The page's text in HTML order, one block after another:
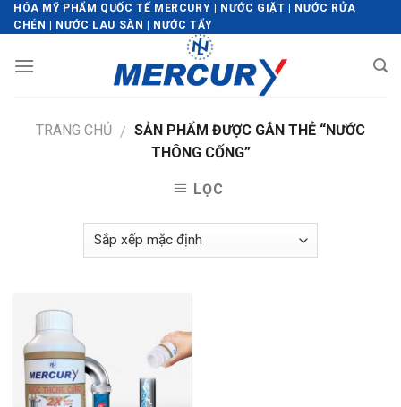
Skip
to
HÓA MỸ PHẨM QUỐC TẾ MERCURY | NƯỚC GIẶT | NƯỚC RỬA
CHÉN | NƯỚC LAU SÀN | NƯỚC TẨY
TRANG CHỦ / SẢN PHẨM ĐƯỢC GẮN THẺ “NƯỚC
THÔNG CỐNG”
LỌC